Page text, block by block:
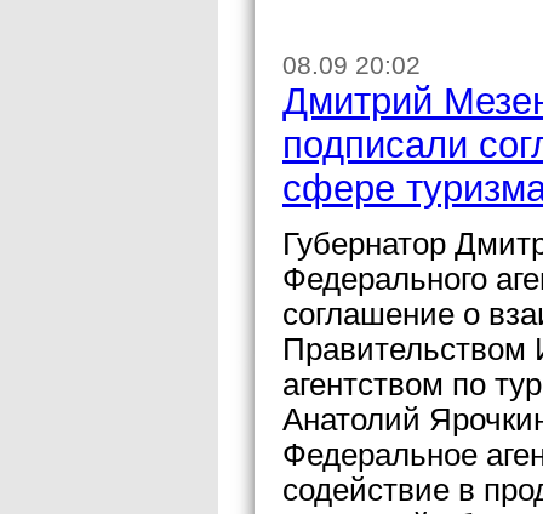
08.09 20:02
Дмитрий
подписали
сфере
Губернатор
Федерального
соглашение о
Правительством
агентством по
Анатолий
Федеральное
содействие в